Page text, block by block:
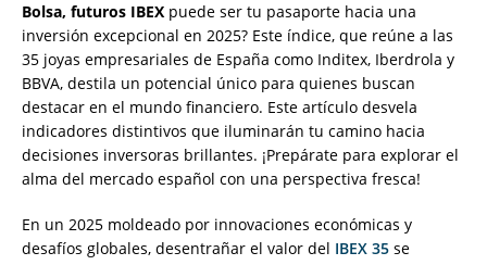
Bolsa, futuros IBEX puede ser tu pasaporte hacia una
inversión excepcional en 2025? Este índice, que reúne a las
35 joyas empresariales de España como Inditex, Iberdrola y
BBVA, destila un potencial único para quienes buscan
destacar en el mundo financiero. Este artículo desvela
indicadores distintivos que iluminarán tu camino hacia
decisiones inversoras brillantes. ¡Prepárate para explorar el
alma del mercado español con una perspectiva fresca!
En un 2025 moldeado por innovaciones económicas y
desafíos globales, desentrañar el valor del IBEX 35 se